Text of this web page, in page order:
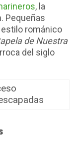
, la
Pequeñas
románico
de Nuestra
del siglo